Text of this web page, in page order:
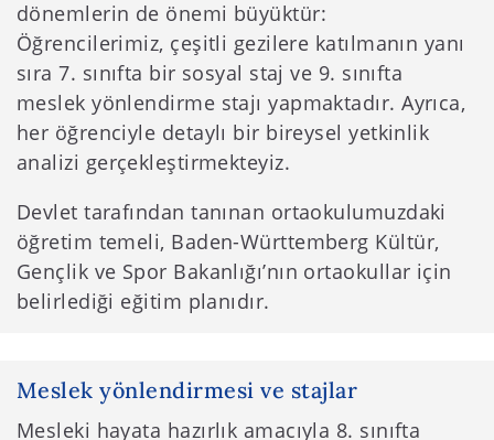
dönemlerin de önemi büyüktür:
Öğrencilerimiz, çeşitli gezilere katılmanın yanı
sıra 7. sınıfta bir sosyal staj ve 9. sınıfta
meslek yönlendirme stajı yapmaktadır. Ayrıca,
her öğrenciyle detaylı bir bireysel yetkinlik
analizi gerçekleştirmekteyiz.
Devlet tarafından tanınan ortaokulumuzdaki
öğretim temeli, Baden-Württemberg Kültür,
Gençlik ve Spor Bakanlığı’nın ortaokullar için
belirlediği eğitim planıdır.
Meslek yönlendirmesi ve stajlar
Mesleki hayata hazırlık amacıyla 8. sınıfta